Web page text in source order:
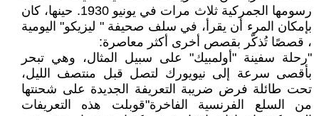
رسومها الجمركية ثلاث مرات في يونيو 1930. حينها، كان
بإمكان المرء أن يقرأ، في سلف صحيفة " ليزيكو" اليومية
، قصصًا تُذكّر بقصص أخرى أكثر معاصرة:
"رحلة سفينة "أولمبيك" على سبيل المثال، وهي تبحر
بأقصى سرعة إلى نيويورك لتصل قبل منتصف الليل،
تحت طائلة فرض ضريبة التعريفة الجديدة على شحنتها
من السلع الفرنسية الفاخرة"قوبلت هذه التعريفات